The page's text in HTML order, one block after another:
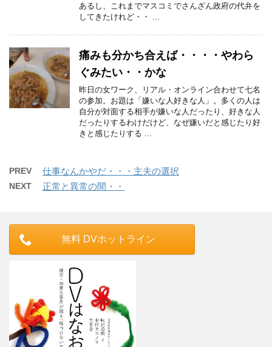
あるし、これまでマスコミでさんざん政府の代弁を
してきたけれど・・ ...
痛みも分かち合えば・・・・やわら
ぐみたい・・かな
昨日の女ワーク、リアル・オンライン合わせて七名
の参加。お題は「嫌いな人好きな人」。多くの人は
自分が対面する相手が嫌いな人だったり、好きな人
だったりするわけだけど、なぜ嫌いだと感じたり好
きと感じたりする ...
PREV 仕事なんかやだ・・・主夫の選択
NEXT 正常と異常の間・・
無料 DVホットライン